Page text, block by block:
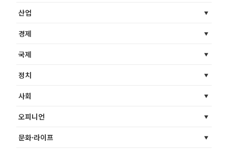
산업
경제
국제
정치
사회
오피니언
문화·라이프